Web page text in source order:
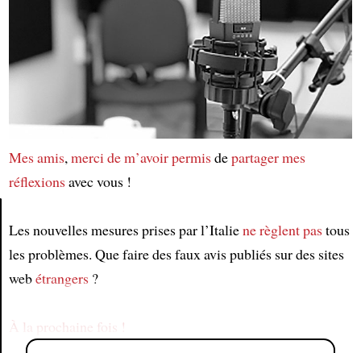
Mes amis,merci de m’avoir permisdepartager mes
réflexionsavec vous !
Les nouvelles mesures prises par l’Italiene règlent pastous
les problèmes. Que faire des faux avis publiés sur des sites
webétrangers ?
À la prochaine fois !